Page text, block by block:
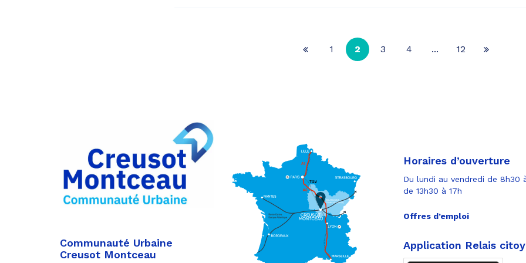
Page
1 2 3 4 ... 12
Page
Communauté Urbaine
Creusot Montceau
Horaires d’ouverture
Du lundi au vendredi de 8h30
de 13h30 à 17h
Offres d’emploi
Application Relais